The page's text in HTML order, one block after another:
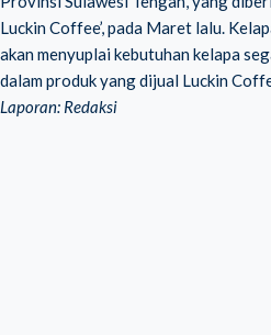
Luckin Coffee’, pada Maret lalu.
akan menyuplai kebutuhan kelapa
dalam produk yang dijual Luckin
Laporan: Redaksi